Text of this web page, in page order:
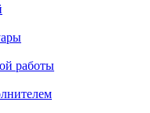
работы